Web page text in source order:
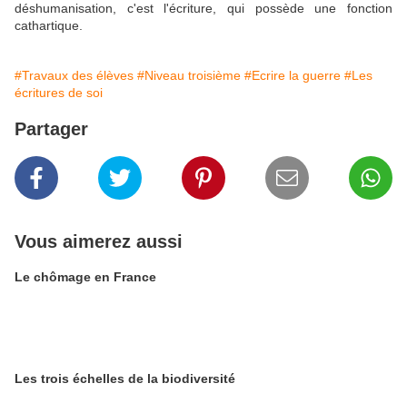
déshumanisation, c'est l'écriture, qui possède une fonction
cathartique.
#Travaux des élèves #Niveau troisième #Ecrire la guerre #Les
écritures de soi
Partager
Vous aimerez aussi
Le chômage en France
Les trois échelles de la biodiversité